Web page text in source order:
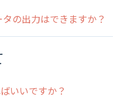
の出力はできますか？
いいですか？